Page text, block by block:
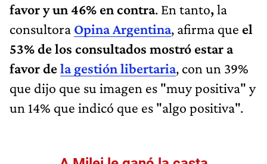
favor y un 46% en contra. En tanto,la
consultora Opina Argentina, afirma que el
53% de los consultados mostró estar a
favor dela gestión libertaria, con un 39%
que dijo que su imagen es "muy positiva" y
un 14% que indicó que es "algo positiva".